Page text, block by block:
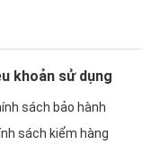
khoản sử dụng
sách bảo hành
sách kiểm hàng